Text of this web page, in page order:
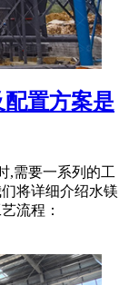
置方案是
,需要一系列的工
将详细介绍水镁
流程：